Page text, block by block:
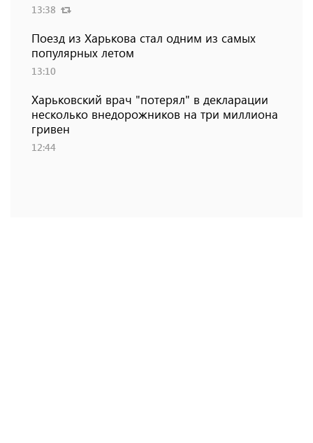
13:38
Поезд из Харькова стал одним из самых
популярных летом
13:10
Харьковский врач "потерял" в декларации
несколько внедорожников на три миллиона
гривен
12:44